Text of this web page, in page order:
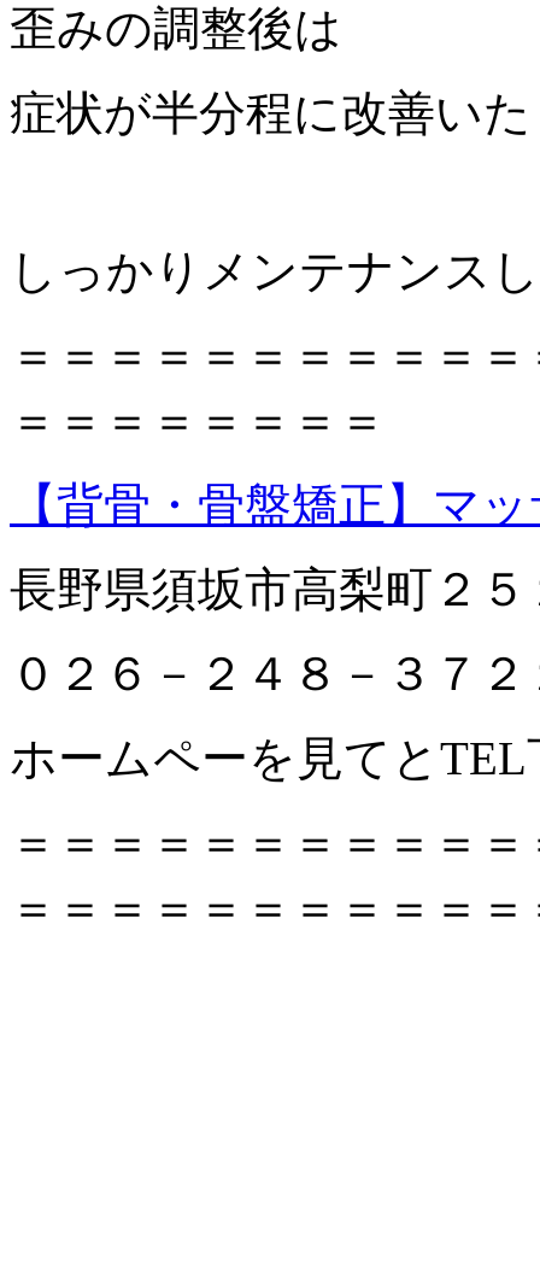
歪みの調整後は
症状が半分程に改善い
しっかりメンテナンス
＝＝＝＝＝＝＝＝＝＝
＝＝＝＝＝＝＝＝
【背骨・骨盤矯正】マ
長野県須坂市高梨町２
０２６－２４８－３７２
ホームペーを見てとTEL
＝＝＝＝＝＝＝＝＝＝
＝＝＝＝＝＝＝＝＝＝＝